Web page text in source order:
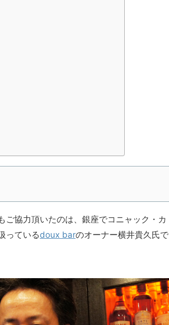
ご協力頂いたのは、銀座でコニャック・カ
っているdoux barのオーナー横井貴久氏で